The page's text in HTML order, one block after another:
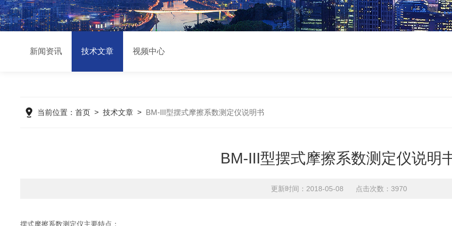
新闻资讯 技术文章 视频中心
当前位置：首页 >技术文章 > BM-III型摆式摩擦系数测定仪说明书
BM-III型摆式摩擦系数测定仪说明
更新时间：2018-05-08 点击次数：3970
摆式摩擦系数测定仪主要特点：